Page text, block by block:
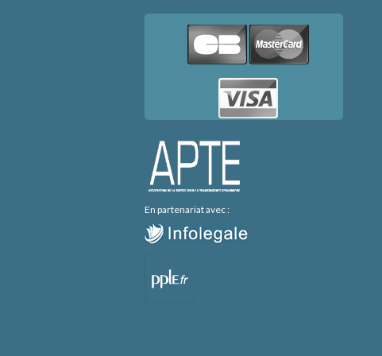
En partenariat avec :